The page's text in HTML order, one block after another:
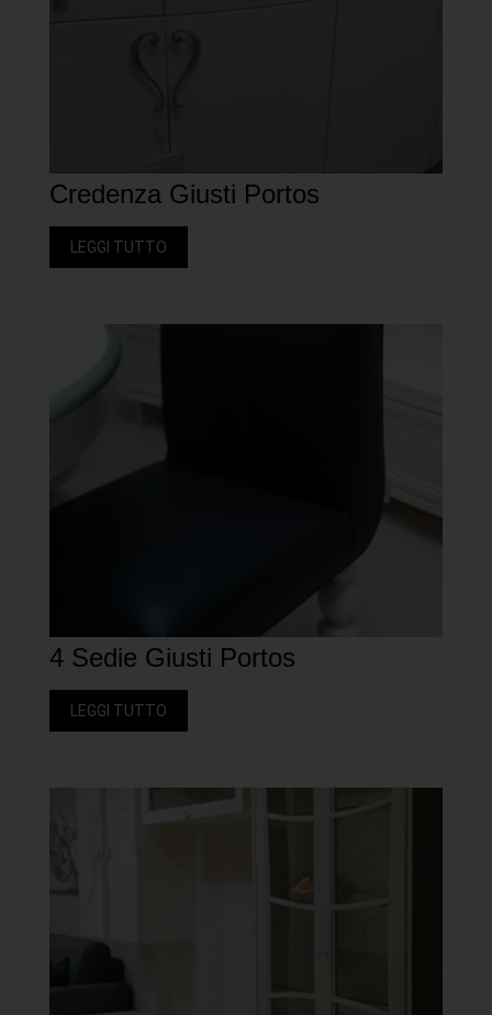
Credenza Giusti Portos
LEGGI TUTTO
4 Sedie Giusti Portos
LEGGI TUTTO